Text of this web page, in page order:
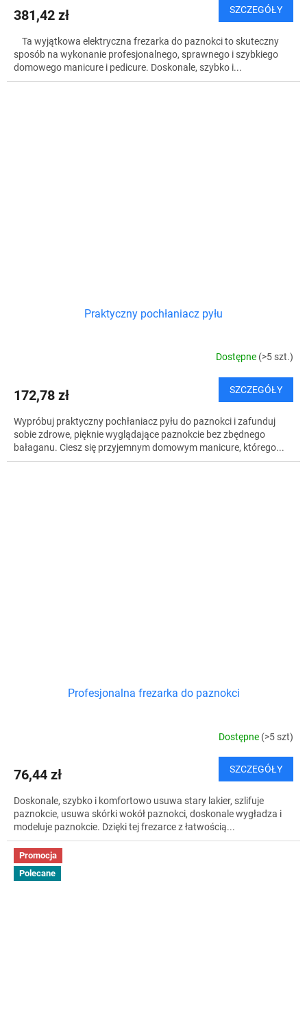
381,42 zł SZCZEGÓŁY
Ta wyjątkowa elektryczna frezarka do paznokci to skuteczny
sposób na wykonanie profesjonalnego, sprawnego i szybkiego
domowego manicure i pedicure. Doskonale, szybko i...
Praktyczny pochłaniacz pyłu
Dostępne (>5 szt.)
172,78 zł SZCZEGÓŁY
Wypróbuj praktyczny pochłaniacz pyłu do paznokci i zafunduj
sobie zdrowe, pięknie wyglądające paznokcie bez zbędnego
bałaganu. Ciesz się przyjemnym domowym manicure, którego...
Profesjonalna frezarka do paznokci
Dostępne (>5 szt)
76,44 zł SZCZEGÓŁY
Doskonale, szybko i komfortowo usuwa stary lakier, szlifuje
paznokcie, usuwa skórki wokół paznokci, doskonale wygładza i
modeluje paznokcie. Dzięki tej frezarce z łatwością...
Promocja
Polecane